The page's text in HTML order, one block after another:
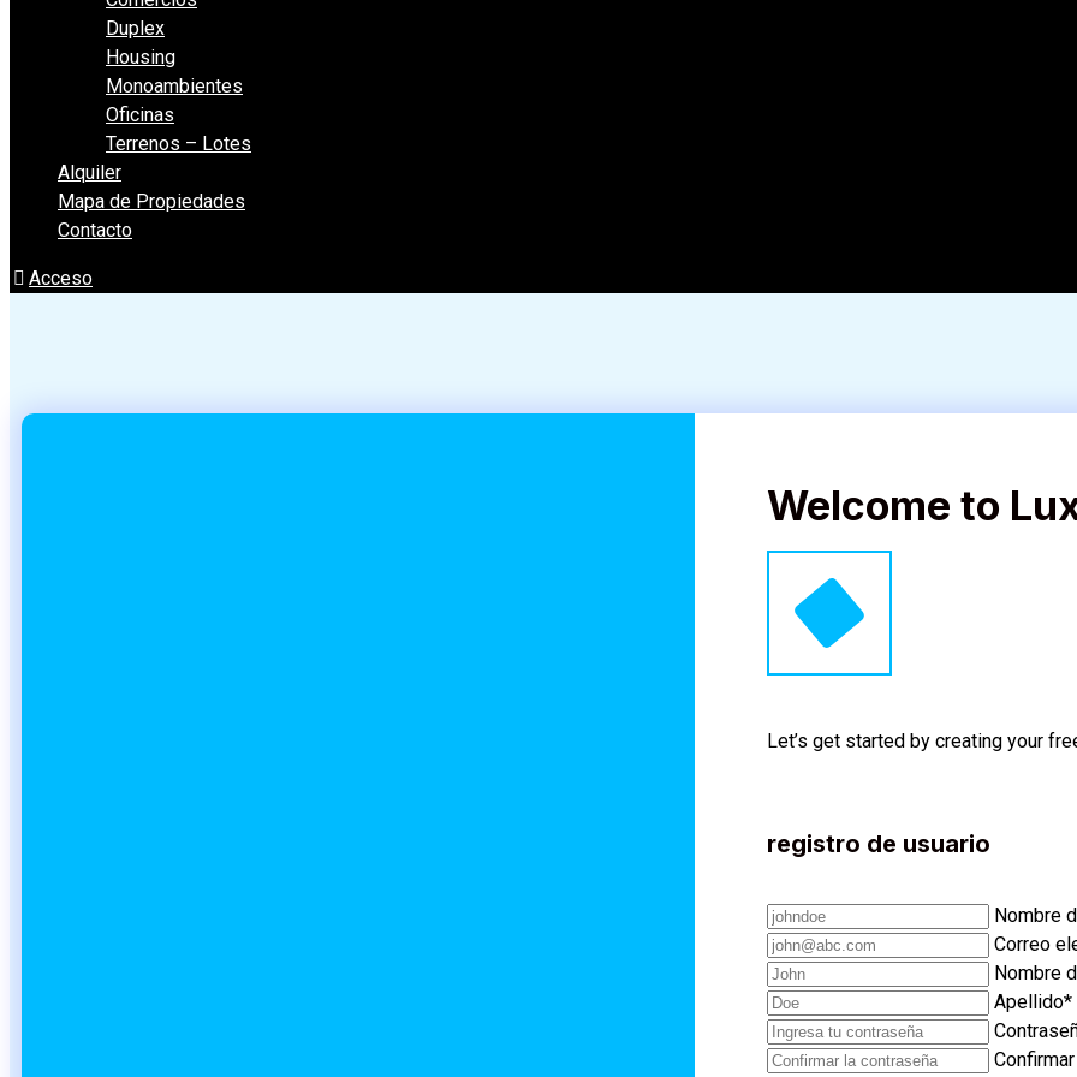
Duplex
Housing
Monoambientes
Oficinas
Terrenos – Lotes
Alquiler
Mapa de Propiedades
Contacto
Acceso
Welcome to
Let’s get started by creating your
registro de usuario
Nombre
Correo
Nombre
Apellido*